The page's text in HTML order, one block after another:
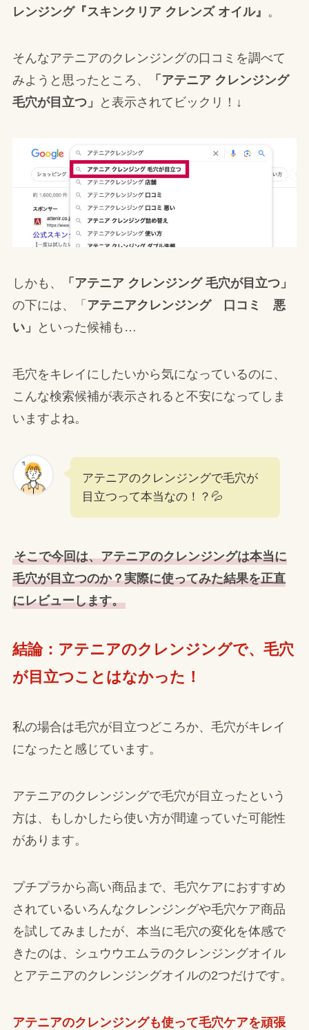
レンジング『スキンクリア クレンズ オイル』 。
そんなアテニアのクレンジングの口コミを調べて
みようと思ったところ、
「アテニア クレンジング
毛穴が目立つ」
と表示されてビックリ！↓
しかも、
「アテニア クレンジング 毛穴が目立つ」
の下には、「 アテニアクレンジング 口コミ 悪
い」
といった候補も…
毛穴をキレイにしたいから気になっているのに、
こんな検索候補が表示されると不安になってしま
いますよね。
アテニアのクレンジングで毛穴が
目立つって本当なの！？💦
そこで今回は、アテニアのクレンジングは本当に
毛穴が目立つのか？実際に使ってみた結果を正直
にレビューします。
結論：アテニアのクレンジングで、毛穴
が目立つことはなかった！
私の場合は毛穴が目立つどころか、毛穴がキレイ
になったと感じています。
アテニアのクレンジングで毛穴が目立ったという
方は、もしかしたら使い方が間違っていた可能性
があります。
プチプラから高い商品まで、毛穴ケアにおすすめ
されているいろんなクレンジングや毛穴ケア商品
を試してみましたが、本当に毛穴の変化を体感で
きたのは、シュウウエムラのクレンジングオイル
とアテニアのクレンジングオイルの2つだけです。
アテニアのクレンジングも使って毛穴ケアを頑張